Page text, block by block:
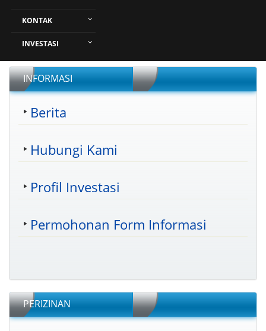
KONTAK
INVESTASI
INFORMASI
Berita
Hubungi Kami
Profil Investasi
Permohonan Form Informasi
PERIZINAN